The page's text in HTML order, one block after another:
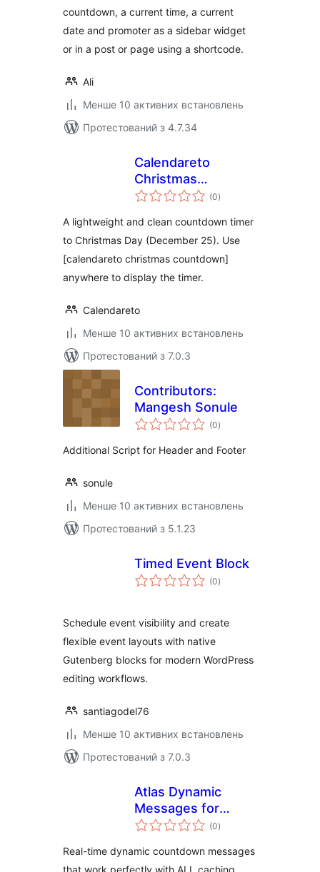
countdown, a current time, a current
date and promoter as a sidebar widget
or in a post or page using a shortcode.
Ali
Менше 10 активних встановлень
Протестований з 4.7.34
Calendareto
Christmas
Countdown (0загальний
рейтинг
)
A lightweight and clean countdown timer
to Christmas Day (December 25). Use
[calendareto christmas countdown]
anywhere to display the timer.
Calendareto
Менше 10 активних встановлень
Протестований з 7.0.3
Contributors:
Mangesh Sonule
(0загальний
рейтинг
)
Additional Script for Header and Footer
sonule
Менше 10 активних встановлень
Протестований з 5.1.23
Timed Event Block
(0загальний
рейтинг
)
Schedule event visibility and create
flexible event layouts with native
Gutenberg blocks for modern WordPress
editing workflows.
santiagodel76
Менше 10 активних встановлень
Протестований з 7.0.3
Atlas Dynamic
Messages for
WooCommerce
(0загальний
рейтинг
)
Real-time dynamic countdown messages
that work perfectly with ALL caching